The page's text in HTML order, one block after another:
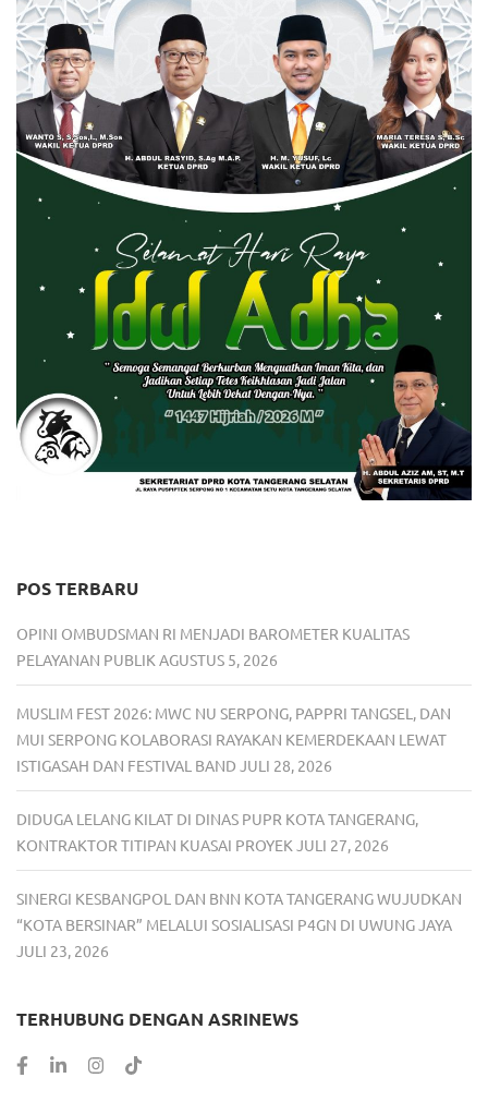
POS TERBARU
OPINI OMBUDSMAN RI MENJADI BAROMETER KUALITAS
PELAYANAN PUBLIK AGUSTUS 5, 2026
MUSLIM FEST 2026: MWC NU SERPONG, PAPPRI TANGSEL, DAN
MUI SERPONG KOLABORASI RAYAKAN KEMERDEKAAN LEWAT
ISTIGASAH DAN FESTIVAL BAND JULI 28, 2026
DIDUGA LELANG KILAT DI DINAS PUPR KOTA TANGERANG,
KONTRAKTOR TITIPAN KUASAI PROYEK JULI 27, 2026
SINERGI KESBANGPOL DAN BNN KOTA TANGERANG WUJUDKAN
“KOTA BERSINAR” MELALUI SOSIALISASI P4GN DI UWUNG JAYA
JULI 23, 2026
TERHUBUNG DENGAN ASRINEWS